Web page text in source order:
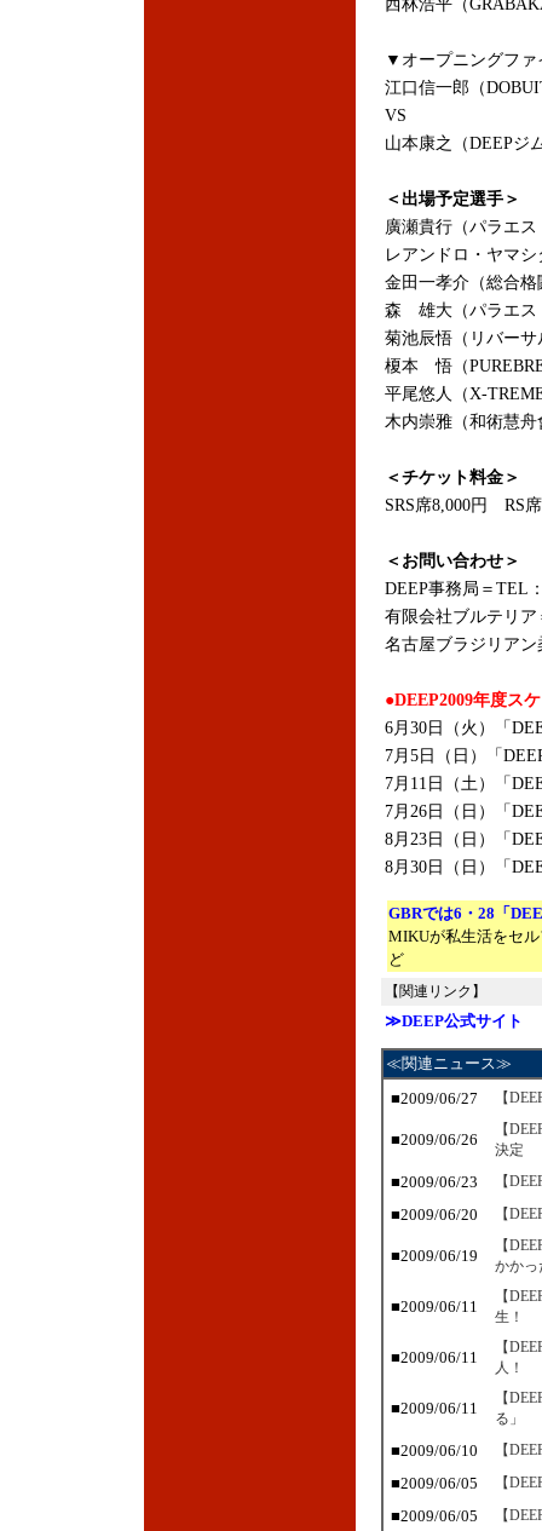
西林浩平（
▼オープニングフ
江口信一郎（
VS
山本康之（DEEPジ
＜出場予定選手＞
廣瀬貴行（パラエ
レアンドロ・ヤマシ
金田一孝介（総合格
森 雄大（パラエス
菊池辰悟（リバーサ
榎本 悟（
平尾悠人（X-
木内崇雅（和術慧
＜チケット料金＞
SRS席8,000円 RS
＜お問い合わせ＞
DEEP事務局＝TEL
有限会社ブルテリア
名古屋ブラジリアン
●DEEP2009年度ス
6月30日（火）「
7月5日（日）「
7月11日（土）「
7月26日（日）「
8月23日（日）「
8月30日（日）「
GBRでは6・28「
MIKUが私生活をセ
ど
【関連リンク】
≫DEEP公式サイト
≪関連ニュース≫
■2009/06/27
【
■2009/06/26
【
決定
■2009/06/23 【
■2009/06/20 【
■2009/06/19
【
かかっ
■2009/06/11
【
生！
■2009/06/11
【
人！
■2009/06/11
【
る」
■2009/06/10 【
■2009/06/05 【
■2009/06/05 【